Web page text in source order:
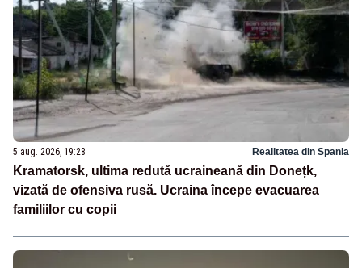
5 aug. 2026, 19:28 Realitatea din Spania
Kramatorsk, ultima redută ucraineană din Donețk,
vizată de ofensiva rusă. Ucraina începe evacuarea
familiilor cu copii